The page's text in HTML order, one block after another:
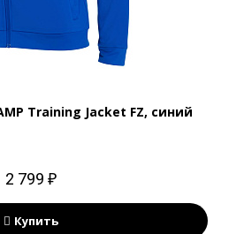
Training Jacket FZ, синий
2 799 ₽
Купить